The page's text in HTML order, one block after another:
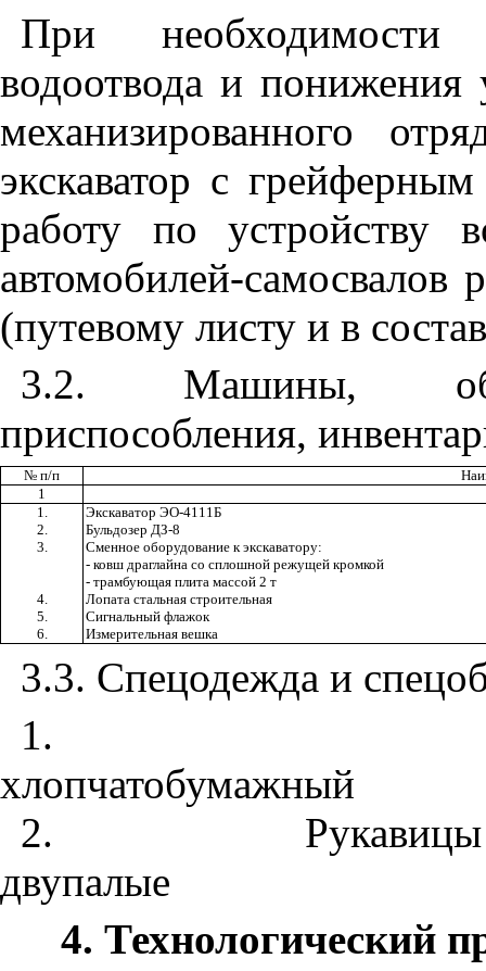
При необходимости
водоотвода и понижения
механизированного
экскаватор с
работу по устройству
автомобилей-самосвалов
(путевому листу и в
3.2. Машины,
приспособления,
№ п/п
1
1.
Экскаватор ЭО-4111Б
2.
Бульдозер ДЗ-8
3.
Сменное оборудование к экскаватору:
- ковш драглайна со сплошной режущей кромкой
- трамбующая плита массой 2 т
4.
Лопата стальная строительная
5.
Сигнальный флажок
6.
Измерительная вешка
3.3. Спецодежда и
1.
хлопчатобумажный
2. Рукавицы
двупалые
4. Технологический